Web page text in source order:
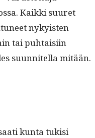
Kaik­ki suuret
nyky­is­ten
tai puh­taisi­in
suun­nitel­la mitään.
kun­ta tuk­isi